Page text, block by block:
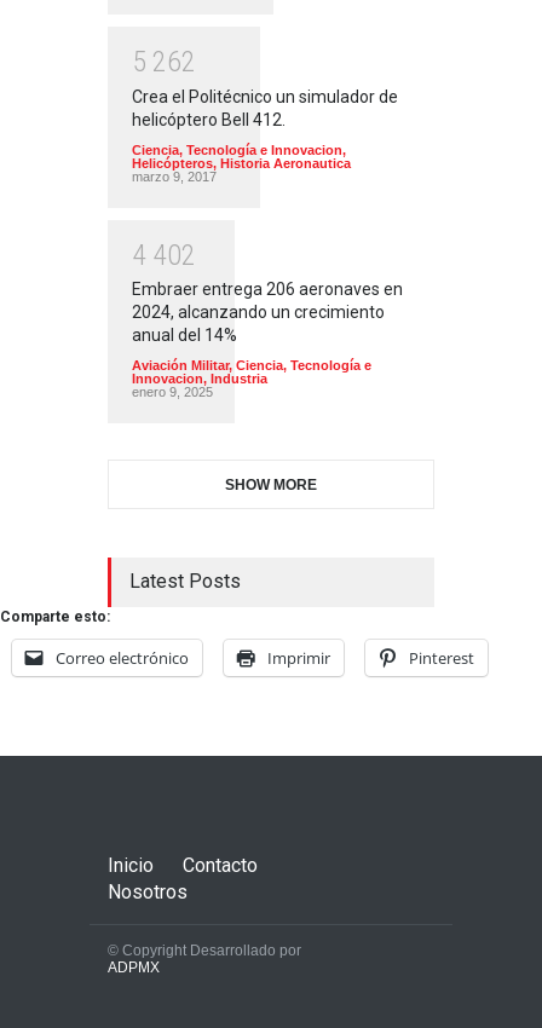
5 262
Crea el Politécnico un simulador de
helicóptero Bell 412.
Ciencia, Tecnología e Innovacion,
Helicópteros, Historia Aeronautica
marzo 9, 2017
4 402
Embraer entrega 206 aeronaves en
2024, alcanzando un crecimiento
anual del 14%
Aviación Militar, Ciencia, Tecnología e
Innovacion, Industria
enero 9, 2025
SHOW MORE
Latest Posts
Comparte esto:
Correo electrónico Imprimir Pinterest
Inicio
Contacto
Nosotros
© Copyright Desarrollado por
ADPMX